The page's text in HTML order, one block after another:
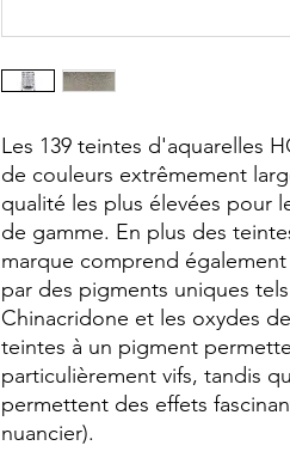
Les 139 teintes d'aquarelles
de couleurs extrêmement
qualité les plus élevées pour
de gamme. En plus des
marque comprend
par des pigments uniques
Chinacridone et les oxydes
teintes à un pigment
particulièrement vifs, tandis
permettent des effets
nuancier).